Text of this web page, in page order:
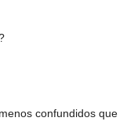
confundidos que